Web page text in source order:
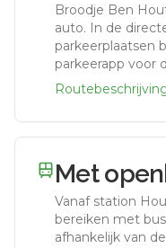
Broodje Ben
auto. In de
parkeerplaatsen
parkeerapp voor
Met
Vanaf station
bereiken met
afhankelijk van